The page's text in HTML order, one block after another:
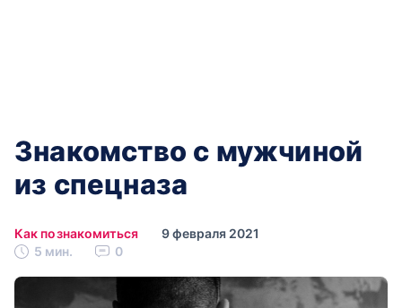
Знакомство с мужчиной
из спецназа
Как познакомиться
9 февраля 2021
5 мин.
0